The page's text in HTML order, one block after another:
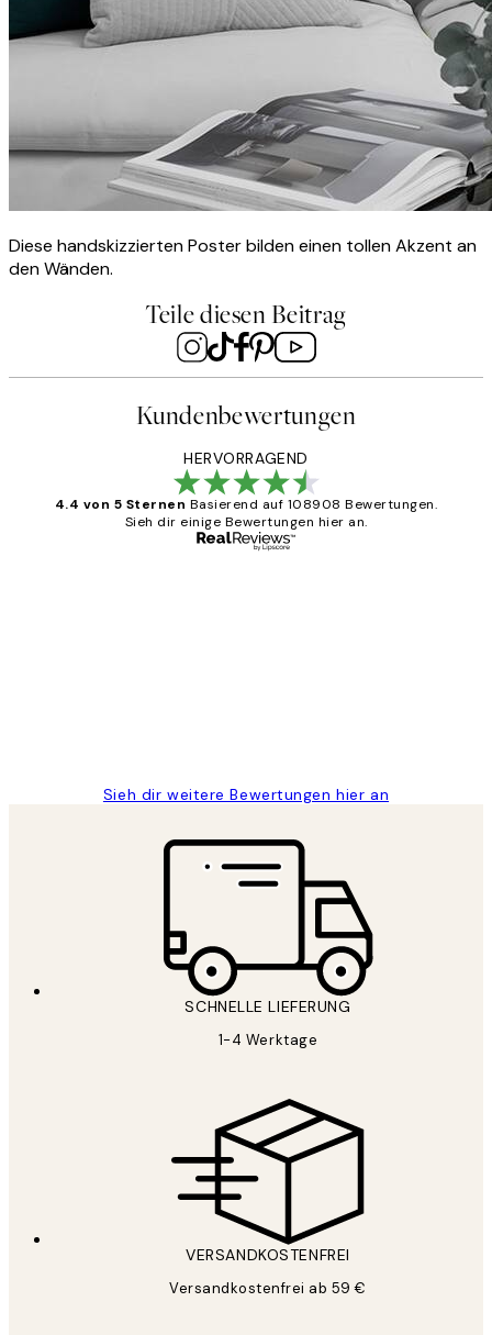
Diese handskizzierten Poster bilden einen tollen Akzent an
den Wänden.
Teile diesen Beitrag
Kundenbewertungen
HERVORRAGEND
4.4 von 5 Sternen Basierend auf 108908 Bewertungen.
Sieh dir einige Bewertungen hier an.
Sieh dir weitere Bewertungen hier an
SCHNELLE LIEFERUNG
1-4 Werktage
VERSANDKOSTENFREI
Versandkostenfrei ab 59 €